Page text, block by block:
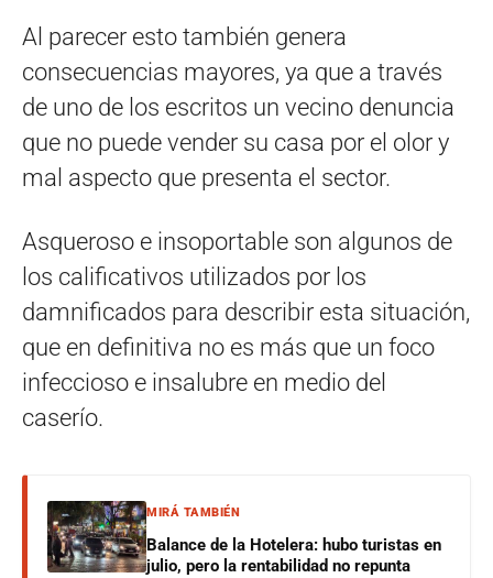
Al parecer esto también genera
consecuencias mayores, ya que a través
de uno de los escritos un vecino denuncia
que no puede vender su casa por el olor y
mal aspecto que presenta el sector.
Asqueroso e insoportable son algunos de
los calificativos utilizados por los
damnificados para describir esta situación,
que en definitiva no es más que un foco
infeccioso e insalubre en medio del
caserío.
MIRÁ TAMBIÉN
Balance de la Hotelera: hubo turistas en
julio, pero la rentabilidad no repunta